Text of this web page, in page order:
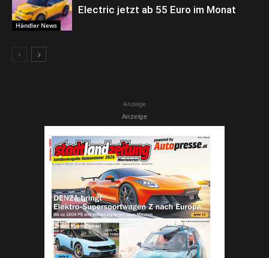
Händler News
Electric jetzt ab 55 Euro im Monat
Anzeige
Anzeige